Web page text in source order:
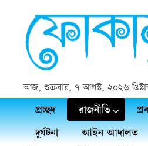
আজ, শুক্রবার, ৭ আগস্ট, ২০২৬
প্রচ্ছদ রাজনীতি
দুর্ঘটনা
আইন আদালত